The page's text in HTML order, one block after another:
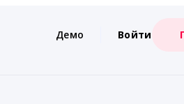
Демо Войти